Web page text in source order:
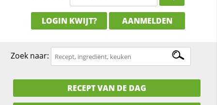
LOGIN KWIJT? AANMELDEN
Zoek naar:
RECEPT VAN DE DAG